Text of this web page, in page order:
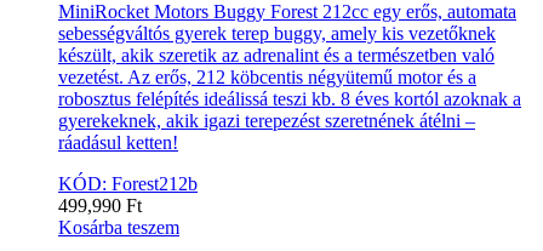
MiniRocket Motors Buggy Forest 212cc egy erős, automata
sebességváltós gyerek terep buggy, amely kis vezetőknek
készült, akik szeretik az adrenalint és a természetben való
vezetést. Az erős, 212 köbcentis négyütemű motor és a
robosztus felépítés ideálissá teszi kb. 8 éves kortól azoknak a
gyerekeknek, akik igazi terepezést szeretnének átélni –
ráadásul ketten!
KÓD: Forest212b
499,990 Ft
Kosárba teszem